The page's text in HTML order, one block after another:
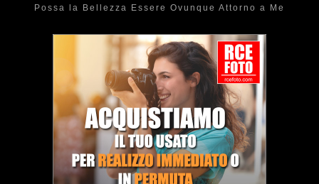
Possa la Bellezza Essere Ovunque Attorno a Me